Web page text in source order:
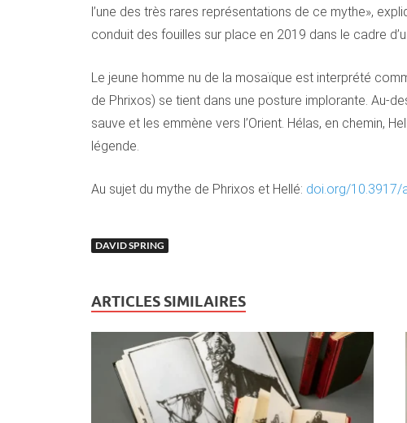
l’une des très rares représentations de ce mythe»,
conduit des fouilles sur place en 2019 dans le cadre
Le jeune homme nu de la mosaïque est interprété
de Phrixos) se tient dans une posture implorante. Au-
sauve et les emmène vers l’Orient. Hélas, en chemin,
légende.
Au sujet du mythe de Phrixos et Hellé: doi.org/10.3917/
DAVID SPRING
ARTICLES SIMILAIRES